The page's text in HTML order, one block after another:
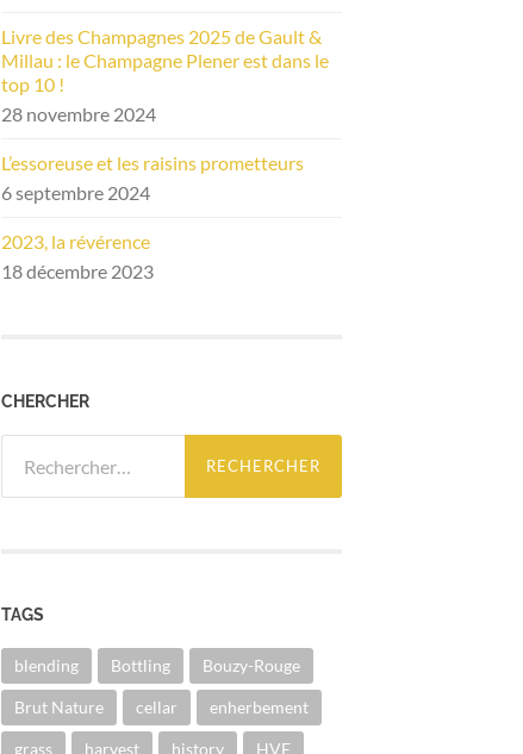
Livre des Champagnes 2025 de Gault &
Millau : le Champagne Plener est dans le
top 10 !
28 novembre 2024
L’essoreuse et les raisins prometteurs
6 septembre 2024
2023, la révérence
18 décembre 2023
CHERCHER
TAGS
blending Bottling Bouzy-Rouge
Brut Nature cellar enherbement
grass harvest history HVE